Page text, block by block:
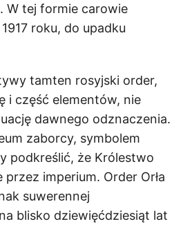
W tej formie carowie
roku, do upadku
tamten rosyjski order,
i część elementów, nie
dawnego odznaczenia.
zaborcy, symbolem
podkreślić, że Królestwo
przez imperium. Order Orła
suwerennej
blisko dziewięćdziesiąt lat